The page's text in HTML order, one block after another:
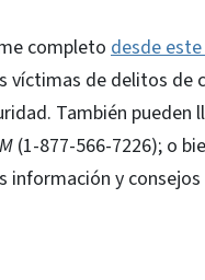
completo desde
víctimas de delitos de
También
(1-877-566-7226); o
información y